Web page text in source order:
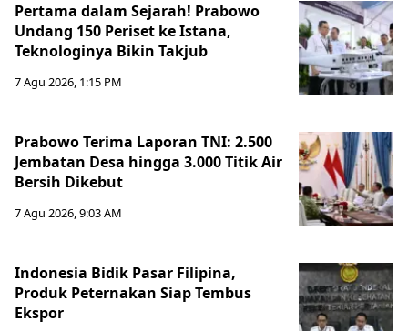
Pertama dalam Sejarah! Prabowo
Undang 150 Periset ke Istana,
Teknologinya Bikin Takjub
7 Agu 2026, 1:15 PM
Prabowo Terima Laporan TNI: 2.500
Jembatan Desa hingga 3.000 Titik Air
Bersih Dikebut
7 Agu 2026, 9:03 AM
Indonesia Bidik Pasar Filipina,
Produk Peternakan Siap Tembus
Ekspor